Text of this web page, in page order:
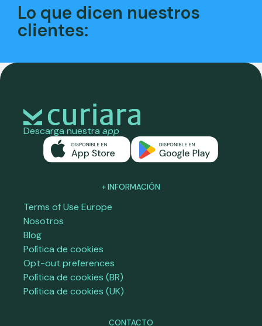
Lo que dicen nuestros
clientes:
Descarga nuestra app
+ INFORMACIÓN
Terms of Use Europe
Nosotros
Blog
Política de cookies
Opt-out preferences
Política de cookies (BR)
Política de cookies (UK)
CONTACTO